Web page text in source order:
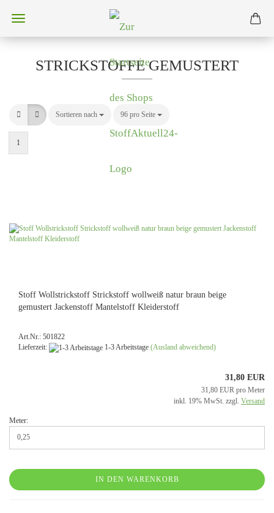
STRICKSTOFFE GEMUSTERT
Sortieren nach
Sortieren nach 96 pro Seite
pro Seite
1
Stoff Wollstrickstoff Strickstoff wollweiß natur braun beige
gemustert Jackenstoff Mantelstoff Kleiderstoff
Art.Nr.: 501822
Lieferzeit:
1-3 Arbeitstage (Ausland abweichend)
31,80 EUR
31,80 EUR pro Meter
inkl. 19% MwSt. zzgl. Versand
Meter:
IN DEN WARENKORB